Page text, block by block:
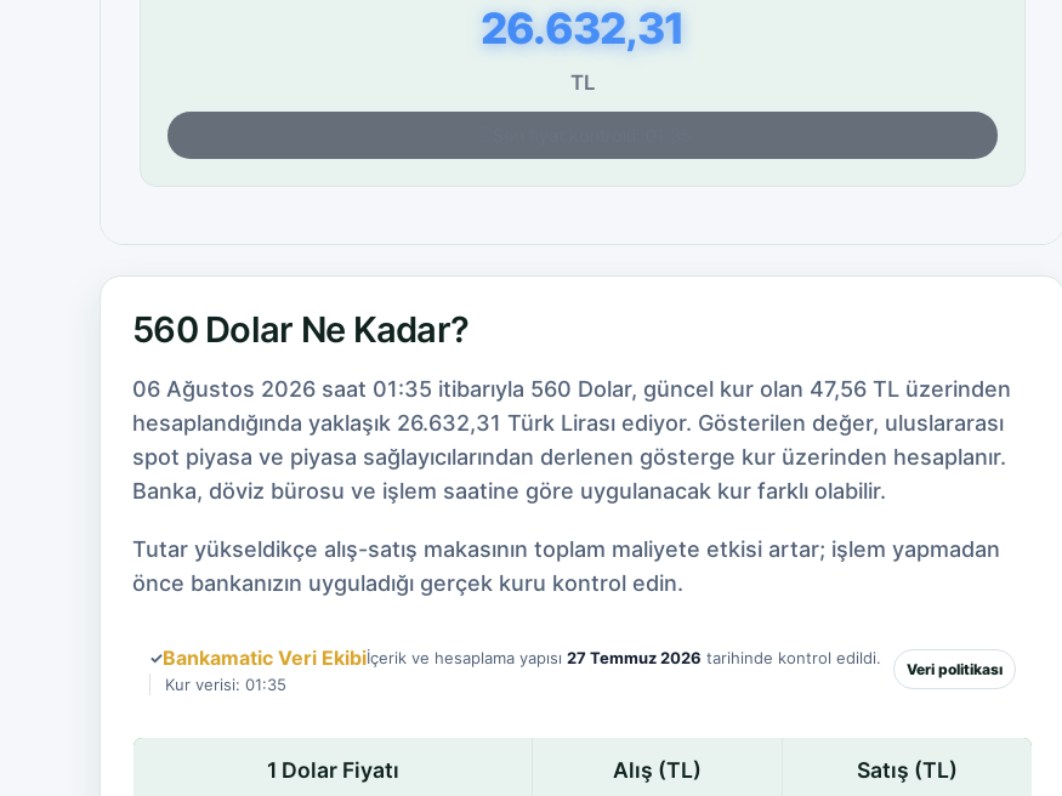
26.632,31
TL
560 Dolar Ne Kadar?
06 Ağustos 2026 saat 01:35 itibarıyla 560 Dolar, güncel kur olan 47,56 TL üzerinden
hesaplandığında yaklaşık 26.632,31 Türk Lirası ediyor. Gösterilen değer, uluslararası
spot piyasa ve piyasa sağlayıcılarından derlenen gösterge kur üzerinden hesaplanır.
Banka, döviz bürosu ve işlem saatine göre uygulanacak kur farklı olabilir.
Tutar yükseldikçe alış-satış makasının toplam maliyete etkisi artar; işlem yapmadan
önce bankanızın uyguladığı gerçek kuru kontrol edin.
✓Bankamatic Veri Ekibiİçerik ve hesaplama yapısı 27 Temmuz 2026 tarihinde kontrol edildi.
Kur verisi: 01:35
Veri politikası
1 Dolar Fiyatı Alış (TL) Satış (TL)